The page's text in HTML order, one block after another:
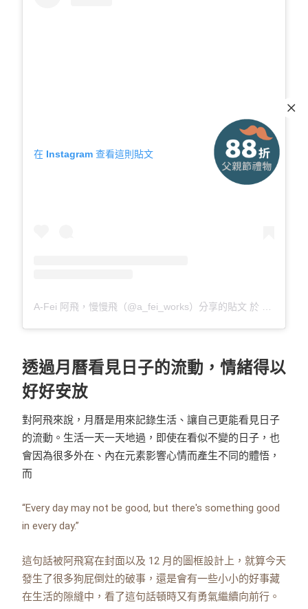
在 Instagram 查看這則貼文
A-Fei 阿飛，慢慢飛（@a_fei_works）分享的貼文 於
透過月曆看見日子的流動，情緒得以
好好安放
對阿飛來說，月曆是用來記錄生活、讓自己更能看見日子
的流動。生活一天一天地過，即使在看似不變的日子，也
會因為很多外在、內在元素影響心情而產生不同的體悟，
而
“Every day may not be good, but there's something good
in every day.”
這句話被阿飛寫在封面以及 12 月的圖框設計上，就算今天
發生了很多狗屁倒灶的破事，還是會有一些小小的好事藏
在生活的隙縫中，看了這句話頓時又有勇氣繼續向前行。